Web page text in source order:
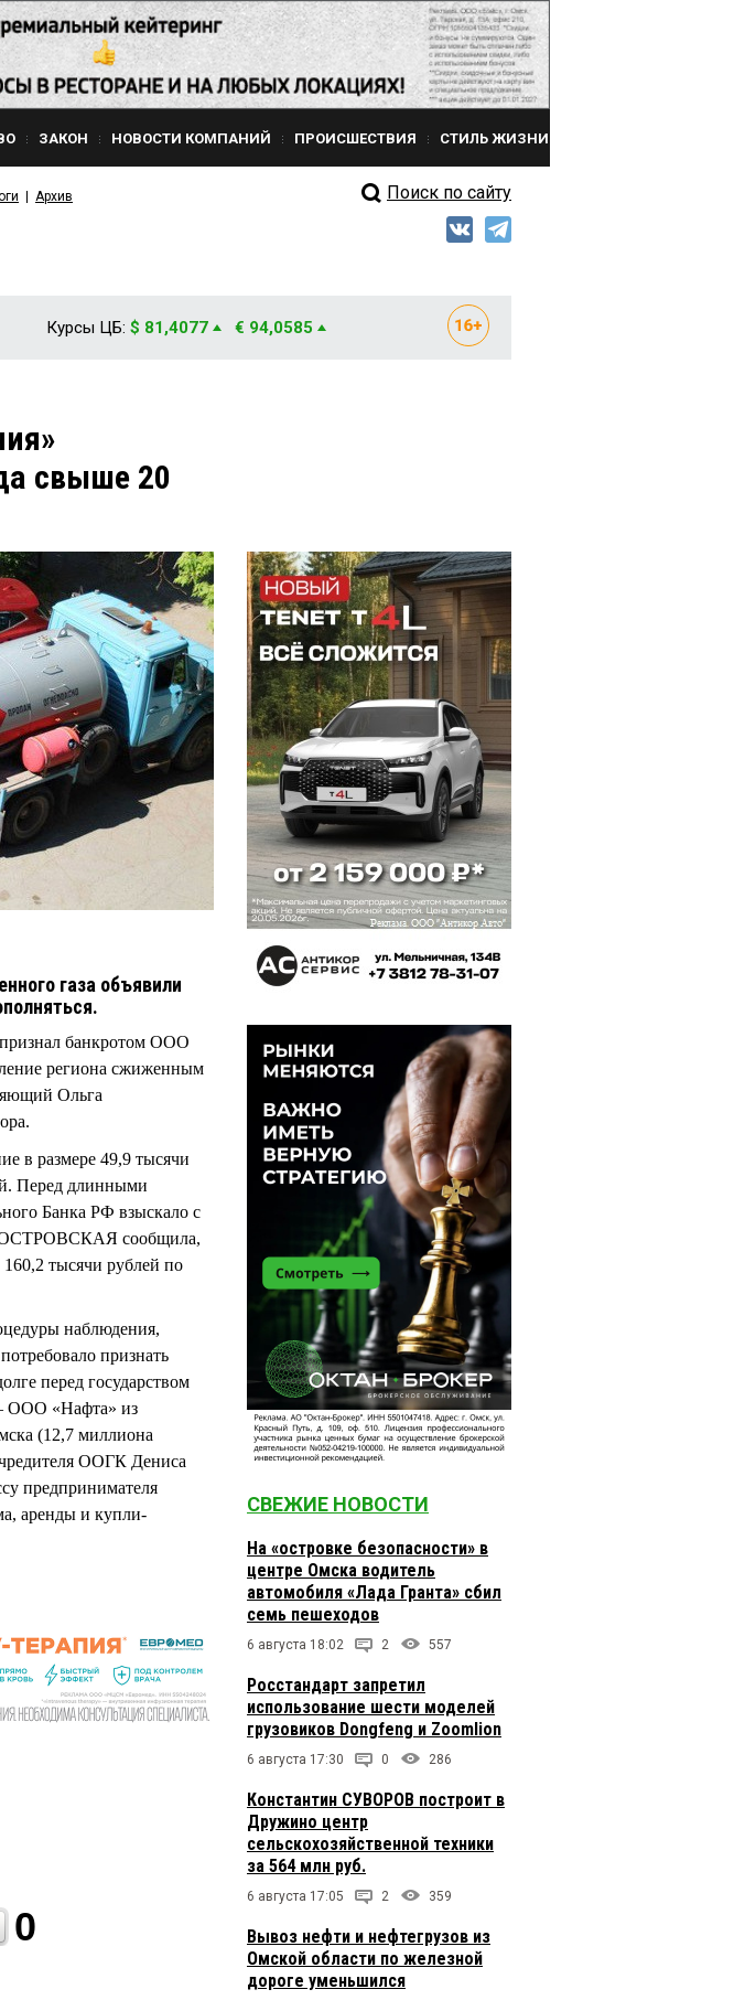
ЗАКОН НОВОСТИ КОМПАНИЙ ПРОИСШЕСТВИЯ СТИЛЬ ЖИЗНИ
Архив Поиск по сайту
Курсы ЦБ: $ 81,4077 € 94,0585
свыше 20
газа объявили
банкротом ООО
региона сжиженным
Ольга
в размере 49,9 тысячи
Перед длинными
Банка РФ взыскало с
ОСТРОВСКАЯ сообщила,
тысячи рублей по
наблюдения,
признать
перед государством
ООО «Нафта» из
(12,7 миллиона
ООГК Дениса
предпринимателя
аренды и купли-
0
СВЕЖИЕ НОВОСТИ
На «островке безопасности» в
центре Омска водитель
автомобиля «Лада Гранта» сбил
семь пешеходов
6 августа 18:02 2 557
Росстандарт запретил
использование шести моделей
грузовиков Dongfeng и Zoomlion
6 августа 17:30 0 286
Константин СУВОРОВ построит в
Дружино центр
сельскохозяйственной техники
за 564 млн руб.
6 августа 17:05 2 359
Вывоз нефти и нефтегрузов из
Омской области по железной
дороге уменьшился